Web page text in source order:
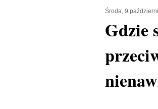
Środa, 9
Gdzie